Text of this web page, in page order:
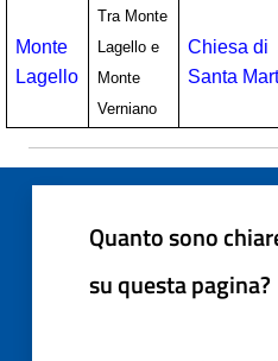
Monte
Lagello
Tra Monte
Lagello e
Monte
Verniano
Chiesa di
Santa
Quanto sono
su questa pagina?